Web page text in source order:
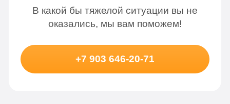
В какой бы тяжелой ситуации вы не
оказались, мы вам поможем!
+7 903 646-20-71